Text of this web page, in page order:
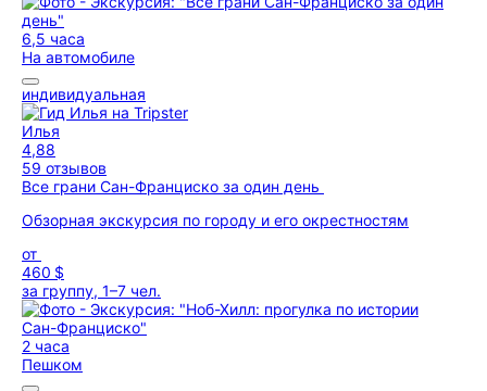
6,5 часа
На автомобиле
индивидуальная
Илья
4,88
59 отзывов
Все грани Сан-Франциско за один день
Обзорная экскурсия по городу и его окрестностям
от
460 $
за группу, 1–7 чел.
2 часа
Пешком